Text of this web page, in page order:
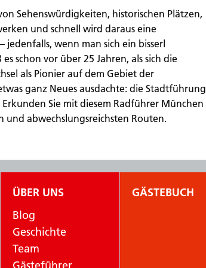
Sehenswürdigkeiten, historischen Plätzen,
und schnell wird daraus eine
jedenfalls, wenn man sich ein bisserl
schon vor über 25 Jahren, als sich die
als Pionier auf dem Gebiet der
ganz Neues ausdachte: die Stadtführung
Sie mit diesem Radführer München
und abwechslungsreichsten Routen.
ÜBER UNS
Blog
Geschichte
Team
GÄSTEBUCH